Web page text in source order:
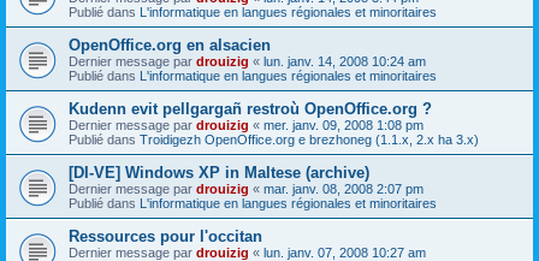
Publié dans L'informatique en langues régionales et minoritaires
OpenOffice.org en alsacien
Dernier message par drouizig « lun. janv. 14, 2008 10:24 am
Publié dans L'informatique en langues régionales et minoritaires
Kudenn evit pellgargañ restroù OpenOffice.org ?
Dernier message par drouizig « mer. janv. 09, 2008 1:08 pm
Publié dans Troidigezh OpenOffice.org e brezhoneg (1.1.x, 2.x ha 3.x)
[DI-VE] Windows XP in Maltese (archive)
Dernier message par drouizig « mar. janv. 08, 2008 2:07 pm
Publié dans L'informatique en langues régionales et minoritaires
Ressources pour l'occitan
Dernier message par drouizig « lun. janv. 07, 2008 10:27 am